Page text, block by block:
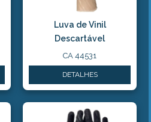
Luva de Vinil
Descartável
CA 44531
DETALHES